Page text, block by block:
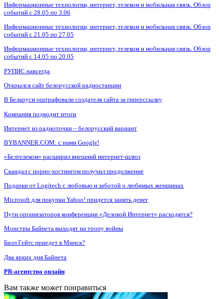
Информационные технологии, интернет, телеком и мобильная связь. Обзор
событий с 28.05 по 3.06
Информационные технологии, интернет, телеком и мобильная связь. Обзор
событий с 21.05 по 27.05
Информационные технологии, интернет, телеком и мобильная связь. Обзор
событий с 14.05 по 20.05
РУПИС навсегда
Открылся сайт белорусской радиостанции
В Беларуси оштрафовали создателя сайта за гиперссылку
Компания подводит итоги
Интернет из радиоточки – белорусский вариант
BYBANNER.COM: c нами Google!
«Белтелеком» расширил внешний интернет-шлюз
Скандал с порно-хостингом получил продолжение
Подарки от Logitech с любовью и заботой о любимых женщинах
Microsoft для покупки Yahoo! придется занять денег
Пути организаторов конференции «Деловой Интернет» расходятся?
Монстры Байнета выходят на тропу войны
Билл Гейтс приедет в Минск?
Два ярких дня Байнета
PR-агентство онлайн
Вам также может понравиться